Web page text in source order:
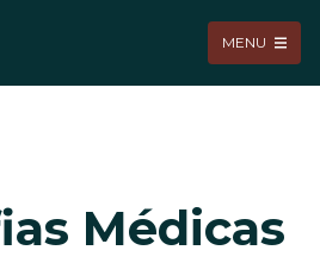
MENU
Médicas